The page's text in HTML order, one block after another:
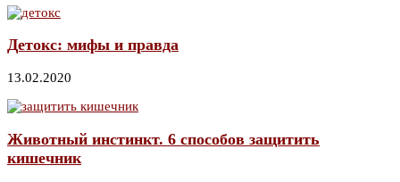
Детокс: мифы и правда
13.02.2020
Животный инстинкт. 6 способов защитить
кишечник